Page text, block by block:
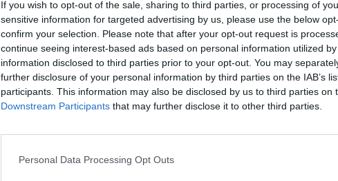
If you wish to opt-out of the sale, sharing to third parties, or processing of
sensitive information for targeted advertising by us, please use the below
confirm your selection. Please note that after your opt-out request is
continue seeing interest-based ads based on personal information utilized
information disclosed to third parties prior to your opt-out. You may
further disclosure of your personal information by third parties on the IAB’s
participants. This information may also be disclosed by us to third parties on
Downstream Participants that may further disclose it to other third parties.
Personal Data Processing Opt Outs
Play